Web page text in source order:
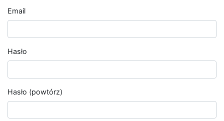
Email
Hasło
Hasło (powtórz)